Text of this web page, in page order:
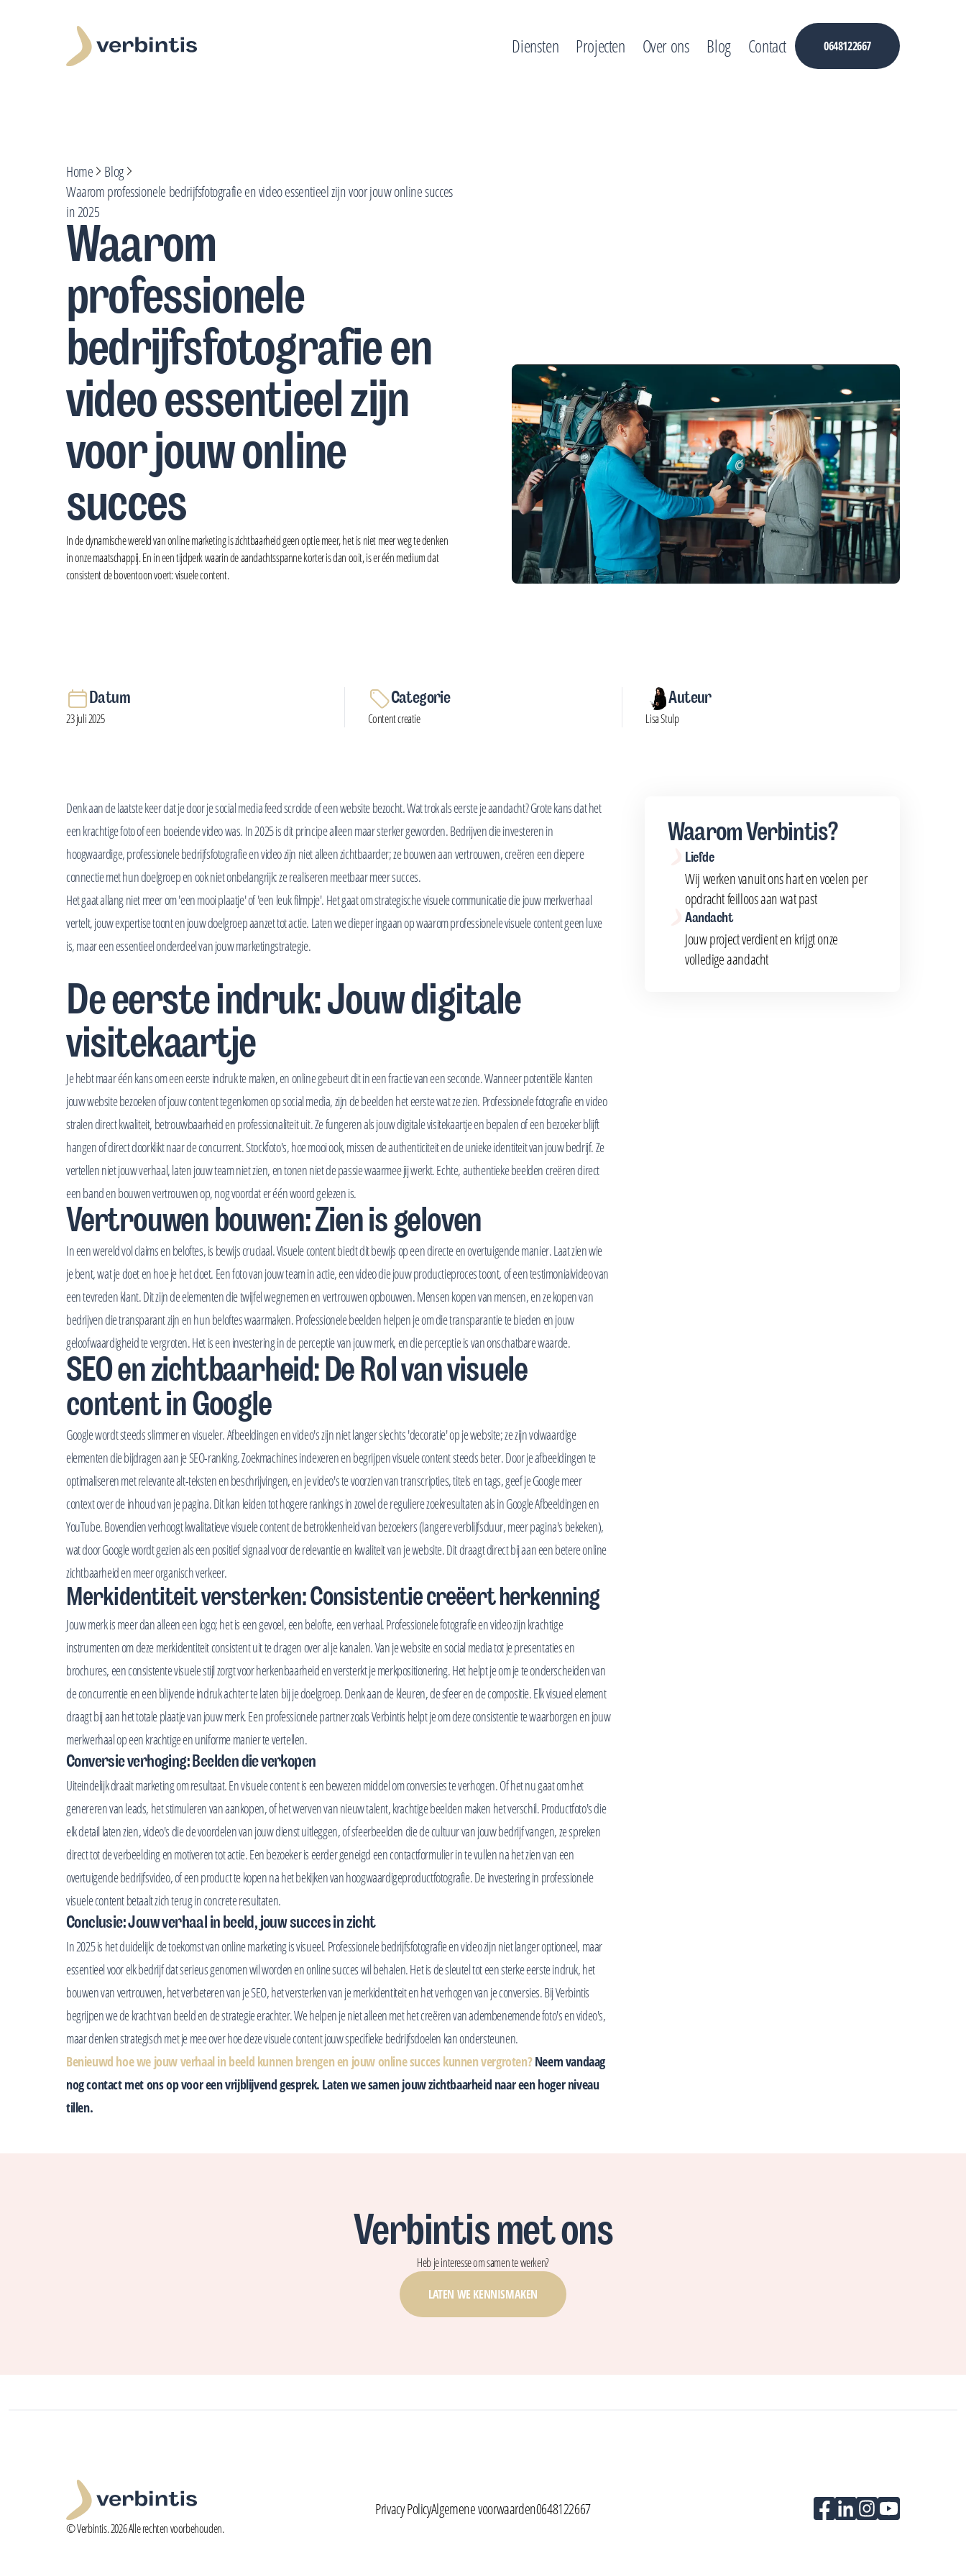
Diensten Projecten Over ons Blog Contact 0648122667
Home
Blog
Waarom professionele bedrijfsfotografie en video essentieel zijn voor jouw online succes
in 2025
Waarom
professionele
bedrijfsfotografie en
video essentieel zijn
voor jouw online
succes
In de dynamische wereld van online marketing is zichtbaarheid geen optie meer, het is niet meer weg te denken
in onze maatschappij. En in een tijdperk waarin de aandachtsspanne korter is dan ooit, is er één medium dat
consistent de boventoon voert: visuele content.
Datum
23 juli 2025
Categorie
Content creatie
Auteur
Lisa Stulp
Denk aan de laatste keer dat je door je social media feed scrolde of een website bezocht. Wat trok als eerste je aandacht? Grote kans dat het
een krachtige foto of een boeiende video was. In 2025 is dit principe alleen maar sterker geworden. Bedrijven die investeren in
hoogwaardige, professionele bedrijfsfotografie en video zijn niet alleen zichtbaarder; ze bouwen aan vertrouwen, creëren een diepere
connectie met hun doelgroep en ook niet onbelangrijk: ze realiseren meetbaar meer succes.
Het gaat allang niet meer om 'een mooi plaatje' of 'een leuk filmpje'. Het gaat om strategische visuele communicatie die jouw merkverhaal
vertelt, jouw expertise toont en jouw doelgroep aanzet tot actie. Laten we dieper ingaan op waarom professionele visuele content geen luxe
is, maar een essentieel onderdeel van jouw marketingstrategie.
De eerste indruk: Jouw digitale
visitekaartje
Je hebt maar één kans om een eerste indruk te maken, en online gebeurt dit in een fractie van een seconde. Wanneer potentiële klanten
jouw website bezoeken of jouw content tegenkomen op social media, zijn de beelden het eerste wat ze zien. Professionele fotografie en video
stralen direct kwaliteit, betrouwbaarheid en professionaliteit uit. Ze fungeren als jouw digitale visitekaartje en bepalen of een bezoeker blijft
hangen of direct doorklikt naar de concurrent. Stockfoto's, hoe mooi ook, missen de authenticiteit en de unieke identiteit van jouw bedrijf. Ze
vertellen niet jouw verhaal, laten jouw team niet zien, en tonen niet de passie waarmee jij werkt. Echte, authentieke beelden creëren direct
een band en bouwen vertrouwen op, nog voordat er één woord gelezen is.
Vertrouwen bouwen: Zien is geloven
In een wereld vol claims en beloftes, is bewijs cruciaal. Visuele content biedt dit bewijs op een directe en overtuigende manier. Laat zien wie
je bent, wat je doet en hoe je het doet. Een foto van jouw team in actie, een video die jouw productieproces toont, of een testimonialvideo van
een tevreden klant. Dit zijn de elementen die twijfel wegnemen en vertrouwen opbouwen. Mensen kopen van mensen, en ze kopen van
bedrijven die transparant zijn en hun beloftes waarmaken. Professionele beelden helpen je om die transparantie te bieden en jouw
geloofwaardigheid te vergroten. Het is een investering in de perceptie van jouw merk, en die perceptie is van onschatbare waarde.
SEO en zichtbaarheid: De Rol van visuele
content in Google
Google wordt steeds slimmer en visueler. Afbeeldingen en video's zijn niet langer slechts 'decoratie' op je website; ze zijn volwaardige
elementen die bijdragen aan je SEO-ranking. Zoekmachines indexeren en begrijpen visuele content steeds beter. Door je afbeeldingen te
optimaliseren met relevante alt-teksten en beschrijvingen, en je video's te voorzien van transcripties, titels en tags, geef je Google meer
context over de inhoud van je pagina. Dit kan leiden tot hogere rankings in zowel de reguliere zoekresultaten als in Google Afbeeldingen en
YouTube. Bovendien verhoogt kwalitatieve visuele content de betrokkenheid van bezoekers (langere verblijfsduur, meer pagina's bekeken),
wat door Google wordt gezien als een positief signaal voor de relevantie en kwaliteit van je website. Dit draagt direct bij aan een betere online
zichtbaarheid en meer organisch verkeer.
Merkidentiteit versterken: Consistentie creëert herkenning
Jouw merk is meer dan alleen een logo; het is een gevoel, een belofte, een verhaal. Professionele fotografie en video zijn krachtige
instrumenten om deze merkidentiteit consistent uit te dragen over al je kanalen. Van je website en social media tot je presentaties en
brochures, een consistente visuele stijl zorgt voor herkenbaarheid en versterkt je merkpositionering. Het helpt je om je te onderscheiden van
de concurrentie en een blijvende indruk achter te laten bij je doelgroep. Denk aan de kleuren, de sfeer en de compositie. Elk visueel element
draagt bij aan het totale plaatje van jouw merk. Een professionele partner zoals Verbintis helpt je om deze consistentie te waarborgen en jouw
merkverhaal op een krachtige en uniforme manier te vertellen.
Conversie verhoging: Beelden die verkopen
Uiteindelijk draait marketing om resultaat. En visuele content is een bewezen middel om conversies te verhogen. Of het nu gaat om het
genereren van leads, het stimuleren van aankopen, of het werven van nieuw talent, krachtige beelden maken het verschil. Productfoto's die
elk detail laten zien, video's die de voordelen van jouw dienst uitleggen, of sfeerbeelden die de cultuur van jouw bedrijf vangen, ze spreken
direct tot de verbeelding en motiveren tot actie. Een bezoeker is eerder geneigd een contactformulier in te vullen na het zien van een
overtuigende bedrijfsvideo, of een product te kopen na het bekijken van hoogwaardigeproductfotografie. De investering in professionele
visuele content betaalt zich terug in concrete resultaten.
Conclusie: Jouw verhaal in beeld, jouw succes in zicht
In 2025 is het duidelijk: de toekomst van online marketing is visueel. Professionele bedrijfsfotografie en video zijn niet langer optioneel, maar
essentieel voor elk bedrijf dat serieus genomen wil worden en online succes wil behalen. Het is de sleutel tot een sterke eerste indruk, het
bouwen van vertrouwen, het verbeteren van je SEO, het versterken van je merkidentiteit en het verhogen van je conversies. Bij Verbintis
begrijpen we de kracht van beeld en de strategie erachter. We helpen je niet alleen met het creëren van adembenemende foto's en video's,
maar denken strategisch met je mee over hoe deze visuele content jouw specifieke bedrijfsdoelen kan ondersteunen.
Benieuwd hoe we jouw verhaal in beeld kunnen brengen en jouw online succes kunnen vergroten?Neem vandaag
nog contact met ons op voor een vrijblijvend gesprek. Laten we samen jouw zichtbaarheid naar een hoger niveau
tillen.
Waarom Verbintis?
Liefde
Wij werken vanuit ons hart en voelen per
opdracht feilloos aan wat past
Aandacht
Jouw project verdient en krijgt onze
volledige aandacht
Verbintis met ons
Heb je interesse om samen te werken?
LATEN WE KENNISMAKEN
© Verbintis. 2026 Alle rechten voorbehouden.
Privacy PolicyAlgemene voorwaarden0648122667